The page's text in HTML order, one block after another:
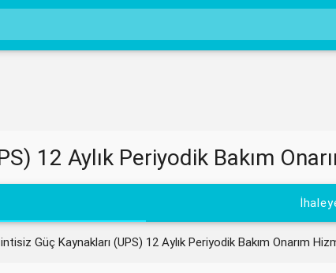
12 Aylık Periyodik Bakım
Güç Kaynakları (UPS) 12 Aylık Periyodik Bakım Onarım